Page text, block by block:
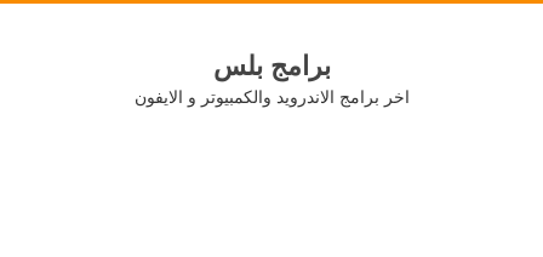
برامج بلس
اخر برامج الاندرويد والكمبيوتر و الايفون